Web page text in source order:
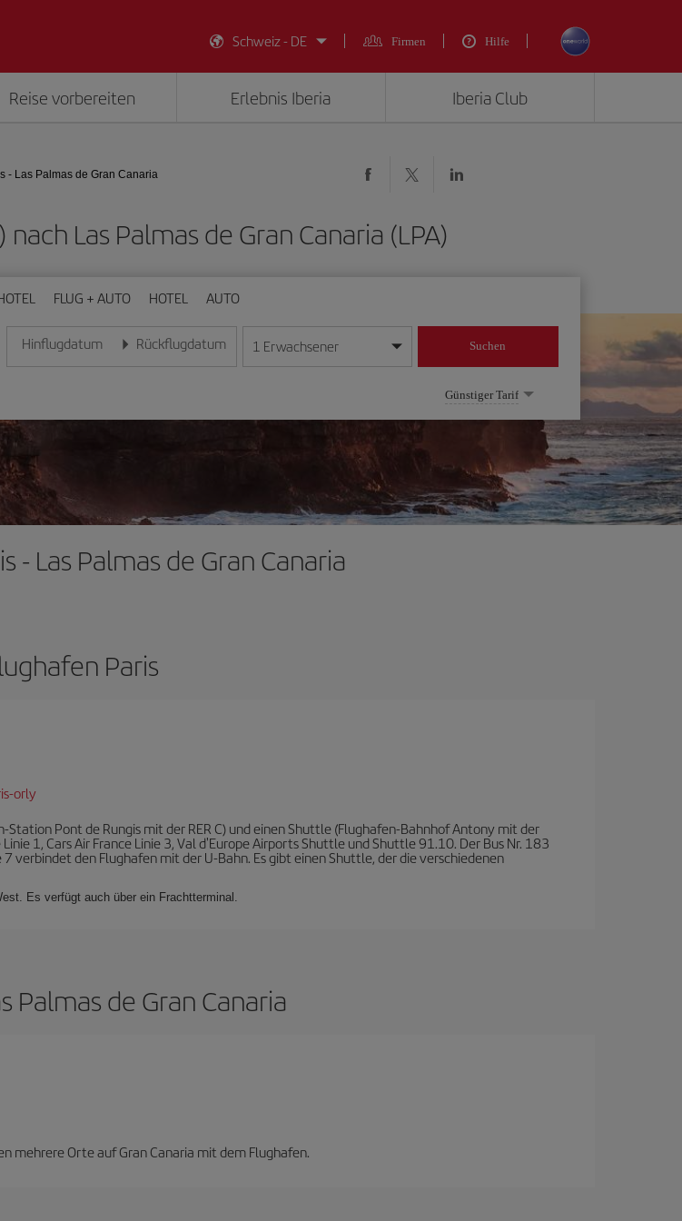
Schweiz - DE
Firmen Hilfe
Reise vorbereiten Erlebnis Iberia Iberia Club
- Las Palmas de Gran Canaria
Las Palmas de Gran Canaria (LPA)
FLUG + AUTO HOTEL AUTO
Hinflugdatum
Geben Sie das Datum im Format Tag/Monat/Jahr ein
Rückflugdatum
Geben Sie das Datum im Format Tag/Monat/Jahr ein
1 Erwachsener Suchen
Günstiger Tarif
- Las Palmas de Gran Canaria
Paris
orly
Pont de Rungis mit der RER C) und einen Shuttle (Flughafen-Bahnhof Antony mit der
1, Cars Air France Linie 3, Val d'Europe Airports Shuttle und Shuttle 91.10. Der Bus Nr. 183
verbindet den Flughafen mit der U-Bahn. Es gibt einen Shuttle, der die verschiedenen
Es verfügt auch über ein Frachtterminal.
Palmas de Gran Canaria
mehrere Orte auf Gran Canaria mit dem Flughafen.